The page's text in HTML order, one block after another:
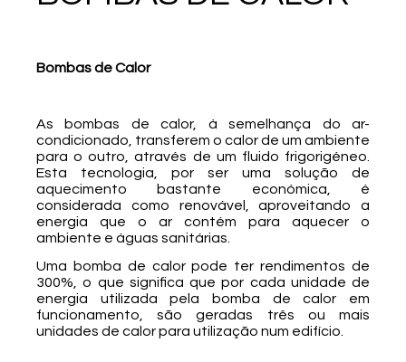
Bombas de Calor
As bombas de calor, à semelhança do ar-
condicionado, transferem o calor de um ambiente
para o outro, através de um fluido frigorigéneo.
Esta tecnologia, por ser uma solução de
aquecimento bastante económica, é
considerada como renovável, aproveitando a
energia que o ar contém para aquecer o
ambiente e águas sanitárias.
Uma bomba de calor pode ter rendimentos de
300%, o que significa que por cada unidade de
energia utilizada pela bomba de calor em
funcionamento, são geradas três ou mais
unidades de calor para utilização num edifício.